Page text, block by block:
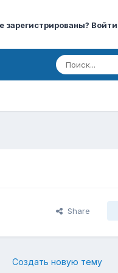
зарегистрированы? Войти
Share
Создать новую тему